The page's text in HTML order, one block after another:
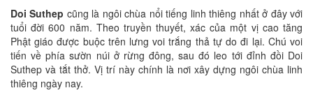
Doi Suthep cũng là ngôi chùa nổi tiếng linh thiêng nhất ở đây với
tuổi đời 600 năm. Theo truyền thuyết, xác của một vị cao tăng
Phật giáo được buộc trên lưng voi trắng thả tự do đi lại. Chú voi
tiến về phía sườn núi ở rừng đông, sau đó leo tới đỉnh đồi Doi
Suthep và tắt thở. Vị trí này chính là nơi xây dựng ngôi chùa linh
thiêng ngày nay.